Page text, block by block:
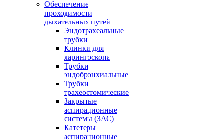
Обеспечение
проходимости
дыхательных путей
Эндотрахеальные
трубки
Клинки для
ларингоскопа
Трубки
эндобронхиальные
Трубки
трахеостомические
Закрытые
аспирационные
системы (ЗАС)
Катетеры
аспирационные